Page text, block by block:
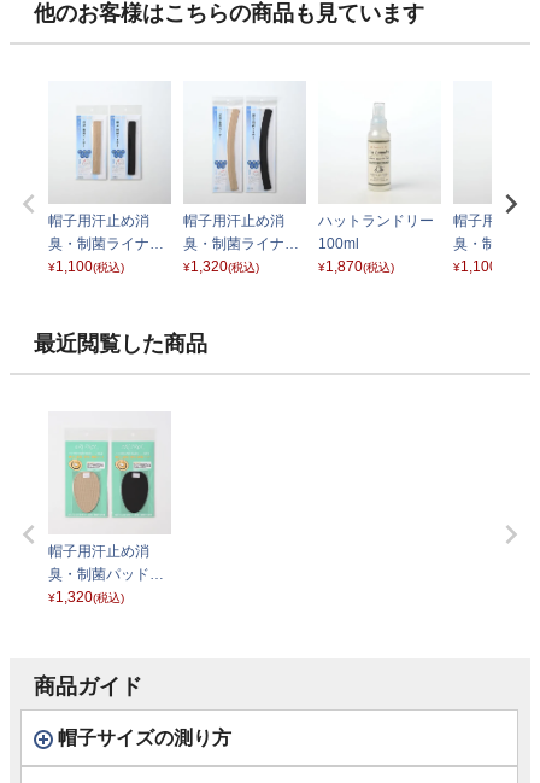
他のお客様はこちらの商品も見ています
帽子用汗止め消
臭・制菌ライナー
（ショート）
¥1,100(税込)
帽子用汗止め消
臭・制菌ライナー
（ロング）
¥1,320(税込)
ハットランドリー
100ml
¥1,870(税込)
帽子用汗止
臭・制菌ラ
（スリム）
¥1,100
最近閲覧した商品
帽子用汗止め消
臭・制菌パッド
（頭上用）
¥1,320(税込)
商品ガイド
帽子サイズの測り方